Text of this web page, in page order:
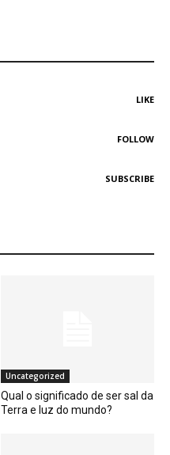
LIKE
FOLLOW
SUBSCRIBE
Uncategorized
Qual o significado de ser sal da
Terra e luz do mundo?